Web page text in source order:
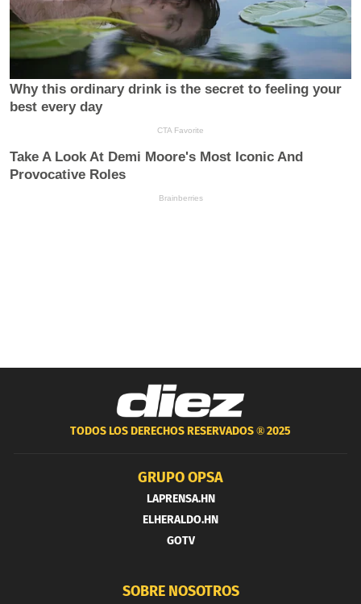
TODOS LOS DERECHOS RESERVADOS ®2025
GRUPO OPSA
LAPRENSA.HN
ELHERALDO.HN
GOTV
SOBRE NOSOTROS